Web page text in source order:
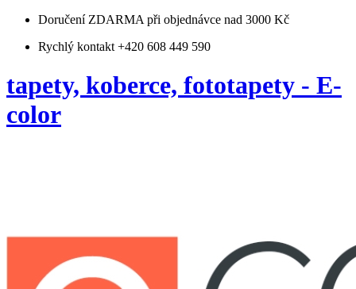
Doručení ZDARMA při objednávce nad 3000 Kč
Rychlý kontakt +420 608 449 590
tapety, koberce, fototapety - E-
color